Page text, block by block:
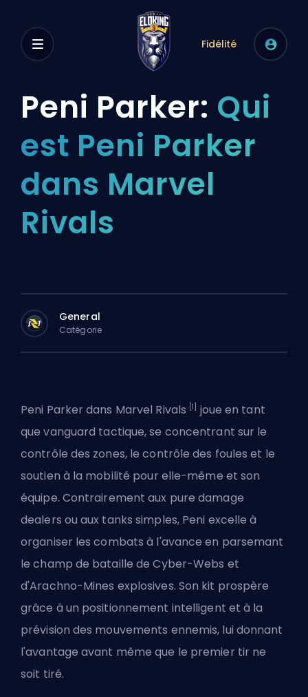
Fidélité
Peni Parker: Qui
est Peni Parker
dans Marvel
Rivals
General
Catégorie
Peni Parker dans Marvel Rivals [1]
joue en tant
quevanguard tactique, se concentrant sur le
contrôle des zones, le contrôle des foules et le
soutien à la mobilité pour elle-même et son
équipe. Contrairement aux pure damage
dealers ou aux tanks simples, Peni excelle à
organiser les combats à l'avance en parsemant
le champ de bataille de Cyber-Webs et
d'Arachno-Mines explosives. Son kit prospère
grâce à un positionnement intelligent et à la
prévision des mouvements ennemis, lui donnant
l'avantage avant même que le premier tir ne
soit tiré.